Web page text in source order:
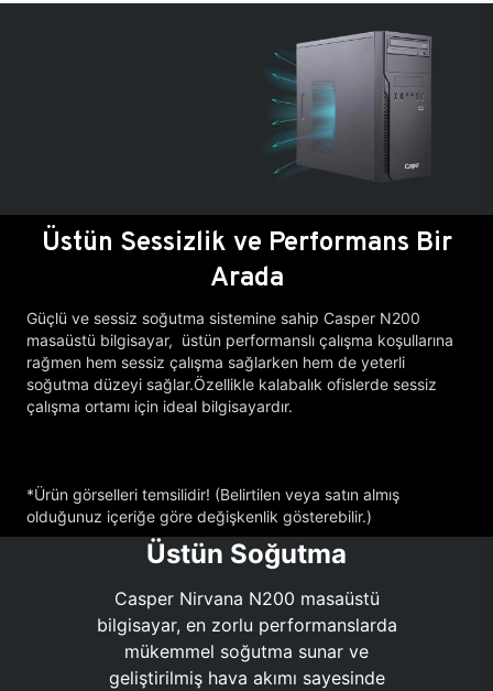
Üstün Sessizlik ve Performans Bir
Arada
Güçlü ve sessiz soğutma sistemine sahip Casper N200
masaüstü bilgisayar, üstün performanslı çalışma koşullarına
rağmen hem sessiz çalışma sağlarken hem de yeterli
soğutma düzeyi sağlar.Özellikle kalabalık ofislerde sessiz
çalışma ortamı için ideal bilgisayardır.
*Ürün görselleri temsilidir! (Belirtilen veya satın almış
olduğunuz içeriğe göre değişkenlik gösterebilir.)
Üstün Soğutma
Casper Nirvana N200 masaüstü
bilgisayar, en zorlu performanslarda
mükemmel soğutma sunar ve
geliştirilmiş hava akımı sayesinde